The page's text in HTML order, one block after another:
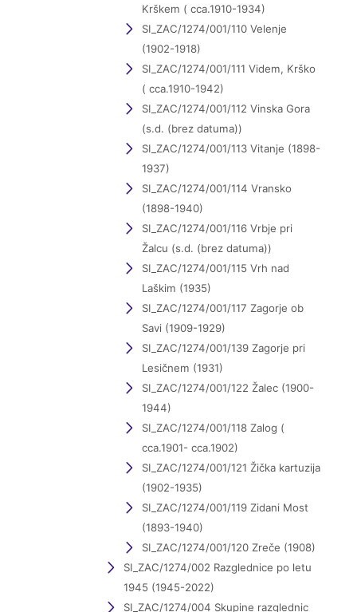
Krškem ( cca.1910-1934)
SI_ZAC/1274/001/110 Velenje
(1902-1918)
SI_ZAC/1274/001/111 Videm, Krško
( cca.1910-1942)
SI_ZAC/1274/001/112 Vinska Gora
(s.d. (brez datuma))
SI_ZAC/1274/001/113 Vitanje (1898-
1937)
SI_ZAC/1274/001/114 Vransko
(1898-1940)
SI_ZAC/1274/001/116 Vrbje pri
Žalcu (s.d. (brez datuma))
SI_ZAC/1274/001/115 Vrh nad
Laškim (1935)
SI_ZAC/1274/001/117 Zagorje ob
Savi (1909-1929)
SI_ZAC/1274/001/139 Zagorje pri
Lesičnem (1931)
SI_ZAC/1274/001/122 Žalec (1900-
1944)
SI_ZAC/1274/001/118 Zalog (
cca.1901- cca.1902)
SI_ZAC/1274/001/121 Žička kartuzija
(1902-1935)
SI_ZAC/1274/001/119 Zidani Most
(1893-1940)
SI_ZAC/1274/001/120 Zreče (1908)
SI_ZAC/1274/002 Razglednice po letu
1945 (1945-2022)
SI_ZAC/1274/004 Skupine razglednic